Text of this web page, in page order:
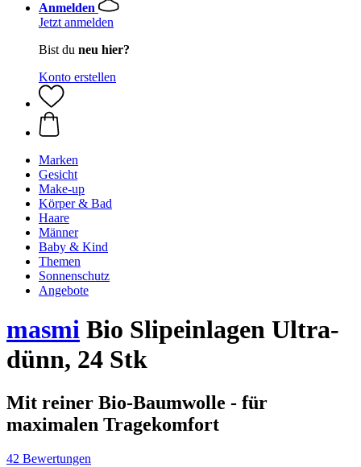
Anmelden
Jetzt anmelden
Bist du neu hier?
Konto erstellen
Marken
Gesicht
Make-up
Körper & Bad
Haare
Männer
Baby & Kind
Themen
Sonnenschutz
Angebote
masmi Bio Slipeinlagen Ultra-
dünn, 24 Stk
Mit reiner Bio-Baumwolle - für
maximalen Tragekomfort
42 Bewertungen